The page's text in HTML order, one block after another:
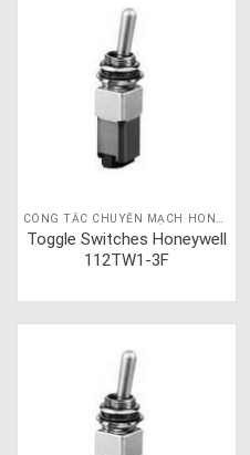
Toggle Switches Honeywell
112TW1-3F